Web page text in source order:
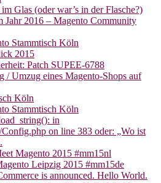
Glas (oder war’s in der Flasche?)
Jahr 2016 – Magento Community
Stammtisch Köln
2015
Patch SUPEE-6788
/ Umzug eines Magento-Shops auf
Köln
Stammtisch Köln
in
on line 383 oder: „Wo ist
Magento 2015 #mm15nl
Leipzig 2015 #mm15de
is announced. Hello World.